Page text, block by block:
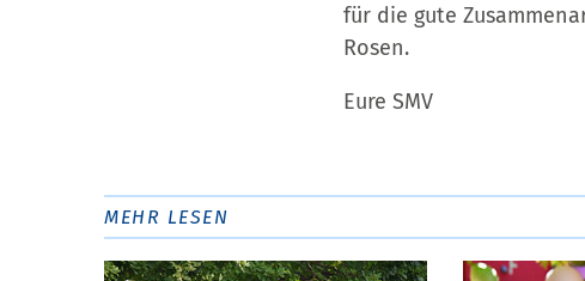
für die gute
Rosen.
Eure SMV
MEHR LESEN